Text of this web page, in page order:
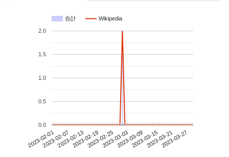
合計 Wikipedia
2023-02-012023-02-072023-02-132023-02-192023-02-252023-03-032023-03-092023-03-152023-03-212023-03-27
0.0
0.5
1.0
1.5
2.0